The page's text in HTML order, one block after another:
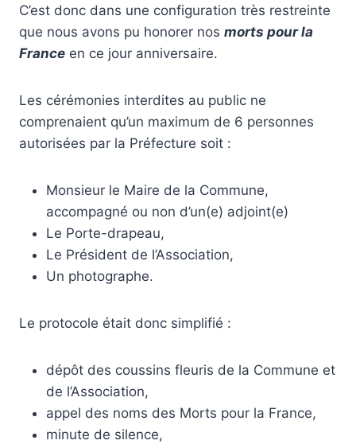
C’est donc dans une configuration très restreinte
que nous avons pu honorer nos morts pour la
France en ce jour anniversaire.
Les cérémonies interdites au public ne
comprenaient qu’un maximum de 6 personnes
autorisées par la Préfecture soit :
Monsieur le Maire de la Commune,
accompagné ou non d’un(e) adjoint(e)
Le Porte-drapeau,
Le Président de l’Association,
Un photographe.
Le protocole était donc simplifié :
dépôt des coussins fleuris de la Commune et
de l’Association,
appel des noms des Morts pour la France,
minute de silence,